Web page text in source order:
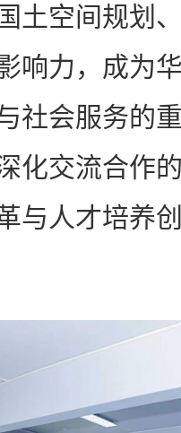
土空间规划
响力，成为
社会服务的
化交流合作
与人才培养